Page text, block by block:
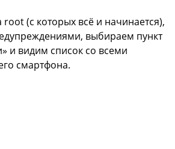
(с которых всё и начинается),
выбираем пункт
и видим список со всеми
смартфона.